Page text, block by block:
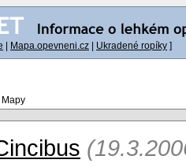
Mapa.opevneni.cz Ukradené ropíky ]
Mapy